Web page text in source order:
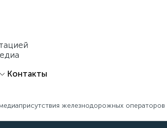
Контакты
железнодорожных операторов